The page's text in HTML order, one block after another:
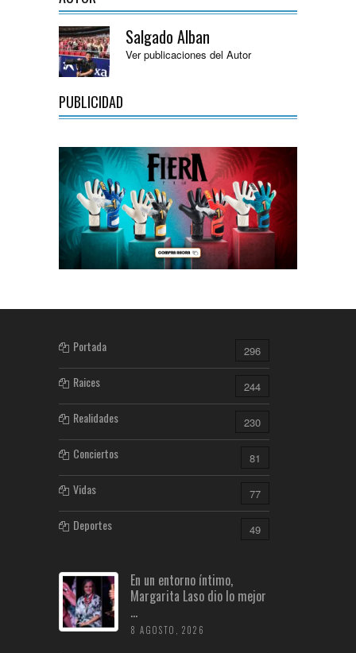
Salgado Alban
Ver publicaciones del Autor
PUBLICIDAD
Portada 296
Raices 244
Realidades 230
Conciertos 81
Vidas 77
Deportes 49
En un entorno íntimo,
Margarita Laso dio lo mejor
...
8 AGOSTO, 2026